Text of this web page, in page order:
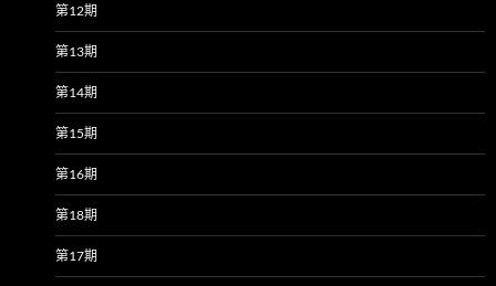
第12期
第13期
第14期
第15期
第16期
第18期
第17期